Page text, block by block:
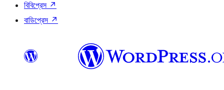
বিবিপ্রেস ↗
বাডিপ্রেস ↗